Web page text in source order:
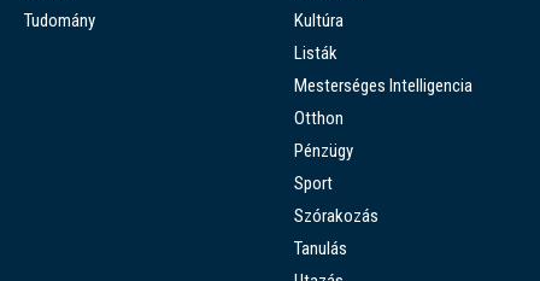
Tudomány
Kultúra
Listák
Mesterséges Intelligencia
Otthon
Pénzügy
Sport
Szórakozás
Tanulás